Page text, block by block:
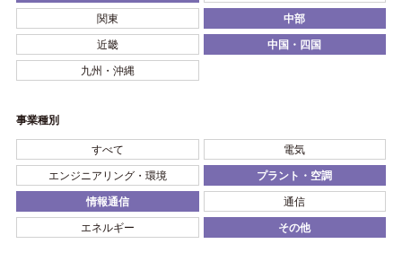
関東 中部
近畿 中国・四国
九州・沖縄
事業種別
すべて 電気
エンジニアリング・環境 プラント・空調
情報通信 通信
エネルギー その他